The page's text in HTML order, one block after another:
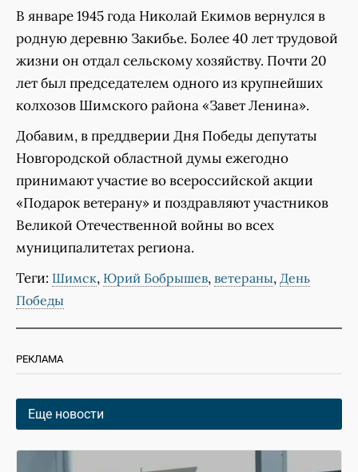
В январе 1945 года Николай Екимов вернулся в
родную деревню Закибье. Более 40 лет трудовой
жизни он отдал сельскому хозяйству. Почти 20
лет был председателем одного из крупнейших
колхозов Шимского района «Завет Ленина».
Добавим, в преддверии Дня Победы депутаты
Новгородской областной думы ежегодно
принимают участие во всероссийской акции
«Подарок ветерану» и поздравляют участников
Великой Отечественной войны во всех
муниципалитетах региона.
Теги: Шимск, Юрий Бобрышев, ветераны, День
Победы
РЕКЛАМА
Еще новости